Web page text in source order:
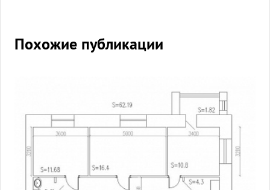
Похожие публикации